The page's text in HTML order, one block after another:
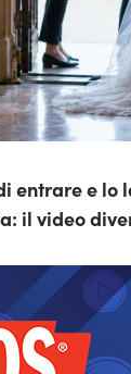
entrare e lo
il video